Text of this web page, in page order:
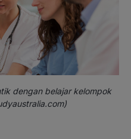
dengan belajar kelompok